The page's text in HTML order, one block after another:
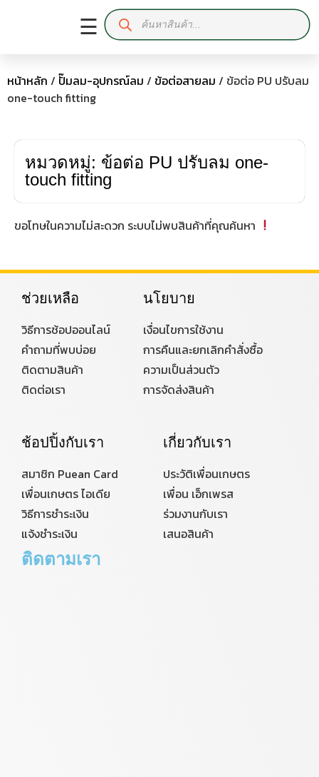
☰
หน้าหลัก / ปั๊มลม-อุปกรณ์ลม / ข้อต่อสายลม / ข้อต่อ PU ปรับลม
one-touch fitting
หมวดหมู่: ข้อต่อ PU ปรับลม one-
touch fitting
ขอโทษในความไม่สะดวก ระบบไม่พบสินค้าที่คุณค้นหา
ช่วยเหลือ
วิธีการช้อปออนไลน์
คำถามที่พบบ่อย
ติดตามสินค้า
ติดต่อเรา
นโยบาย
เงื่อนไขการใช้งาน
การคืนและยกเลิกคำสั่งซื้อ
ความเป็นส่วนตัว
การจัดส่งสินค้า
ช้อปปิ้งกับเรา
สมาชิก Puean Card
เพื่อนเกษตร ไอเดีย
วิธีการชำระเงิน
แจ้งชำระเงิน
เกี่ยวกับเรา
ประวัติเพื่อนเกษตร
เพื่อน เอ็กเพรส
ร่วมงานกับเรา
เสนอสินค้า
ติดตามเรา